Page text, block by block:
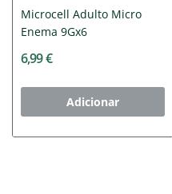
Microcell Adulto Micro
Enema 9Gx6
6,99 €
Adicionar